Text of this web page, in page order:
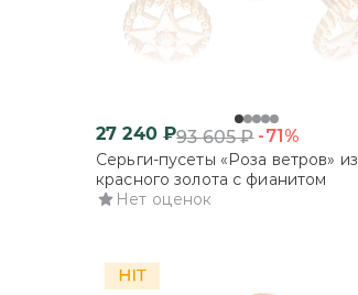
27 240₽93 605₽ -71%
Серьги-пусеты «Роза ветров» из
красного золота с фианитом
Нет оценок